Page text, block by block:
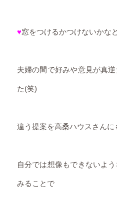
♥窓をつけるかつけないかな
夫婦の間で好みや意見が真
た(笑)
違う提案を高桑ハウスさんに
自分では想像もできないよ
みることで